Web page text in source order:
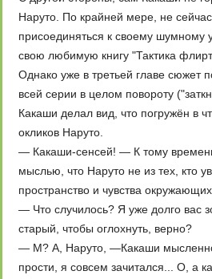
Наруто. По крайней мере, не
присоединяться к своему шумному
свою любимую книгу "Тактика
Однако уже в третьей главе сюжет
всей серии в целом повороту
Какаши делал вид, что погружён в
окликов Наруто.
— Какаши-сенсей! — К тому
мыслью, что Наруто не из тех, кто
пространство и чувства
— Что случилось? Я уже долго вас
старый, чтобы оглохнуть, верно?
— М? А, Наруто, —Какаши мысленно
прости, я совсем зачитался... О, а